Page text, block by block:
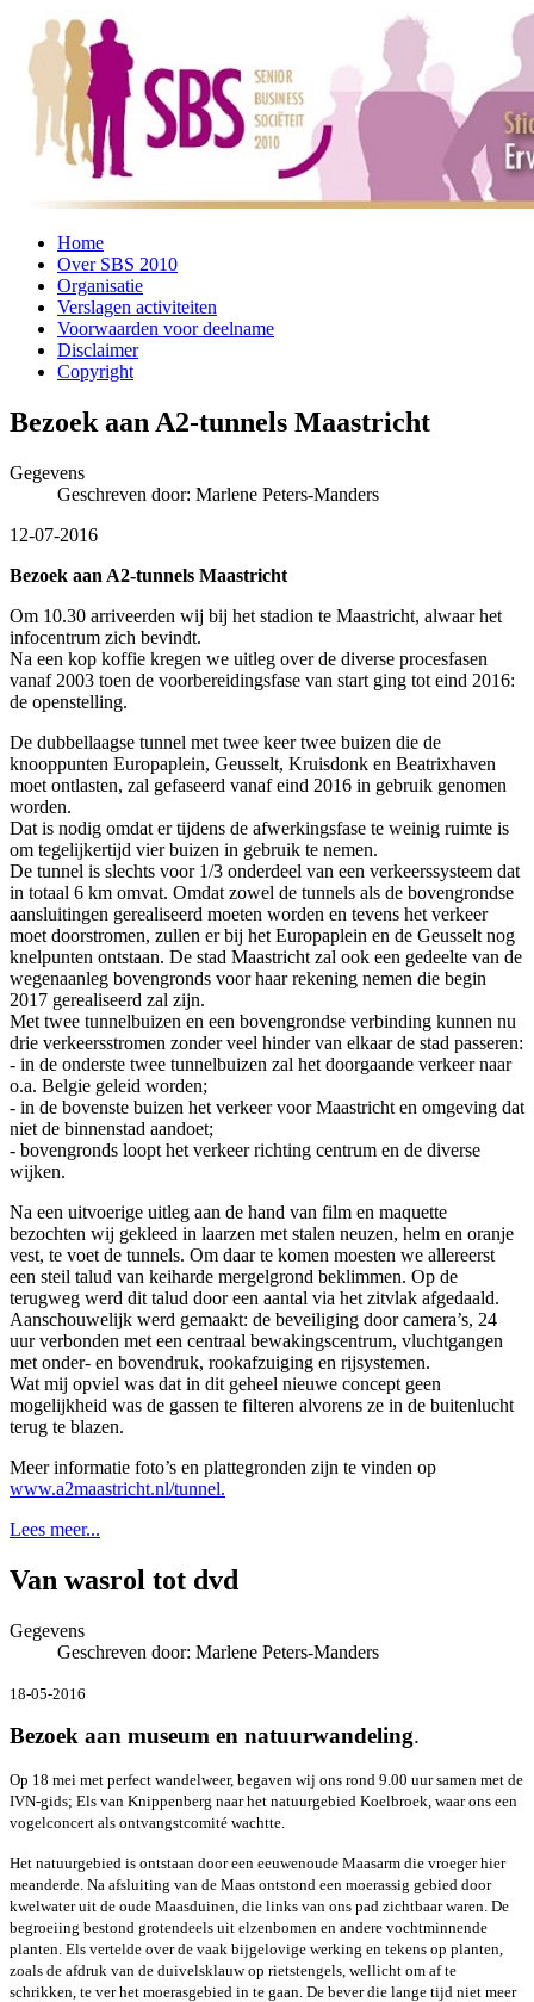
Home
Over SBS 2010
Organisatie
Verslagen activiteiten
Voorwaarden voor deelname
Disclaimer
Copyright
Bezoek aan A2-tunnels Maastricht
Gegevens
Geschreven door: Marlene Peters-Manders
12-07-2016
Bezoek aan A2-tunnels Maastricht
Om 10.30 arriveerden wij bij het stadion te Maastricht, alwaar het
infocentrum zich bevindt.
Na een kop koffie kregen we uitleg over de diverse procesfasen
vanaf 2003 toen de voorbereidingsfase van start ging tot eind 2016:
de openstelling.
De dubbellaagse tunnel met twee keer twee buizen die de
knooppunten Europaplein, Geusselt, Kruisdonk en Beatrixhaven
moet ontlasten, zal gefaseerd vanaf eind 2016 in gebruik genomen
worden.
Dat is nodig omdat er tijdens de afwerkingsfase te weinig ruimte is
om tegelijkertijd vier buizen in gebruik te nemen.
De tunnel is slechts voor 1/3 onderdeel van een verkeerssysteem dat
in totaal 6 km omvat. Omdat zowel de tunnels als de bovengrondse
aansluitingen gerealiseerd moeten worden en tevens het verkeer
moet doorstromen, zullen er bij het Europaplein en de Geusselt nog
knelpunten ontstaan. De stad Maastricht zal ook een gedeelte van de
wegenaanleg bovengronds voor haar rekening nemen die begin
2017 gerealiseerd zal zijn.
Met twee tunnelbuizen en een bovengrondse verbinding kunnen nu
drie verkeersstromen zonder veel hinder van elkaar de stad passeren:
- in de onderste twee tunnelbuizen zal het doorgaande verkeer naar
o.a. Belgie geleid worden;
- in de bovenste buizen het verkeer voor Maastricht en omgeving dat
niet de binnenstad aandoet;
- bovengronds loopt het verkeer richting centrum en de diverse
wijken.
Na een uitvoerige uitleg aan de hand van film en maquette
bezochten wij gekleed in laarzen met stalen neuzen, helm en oranje
vest, te voet de tunnels. Om daar te komen moesten we allereerst
een steil talud van keiharde mergelgrond beklimmen. Op de
terugweg werd dit talud door een aantal via het zitvlak afgedaald.
Aanschouwelijk werd gemaakt: de beveiliging door camera’s, 24
uur verbonden met een centraal bewakingscentrum, vluchtgangen
met onder- en bovendruk, rookafzuiging en rijsystemen.
Wat mij opviel was dat in dit geheel nieuwe concept geen
mogelijkheid was de gassen te filteren alvorens ze in de buitenlucht
terug te blazen.
Meer informatie foto’s en plattegronden zijn te vinden op
www.a2maastricht.nl/tunnel.
Lees meer...
Van wasrol tot dvd
Gegevens
Geschreven door: Marlene Peters-Manders
18-05-2016
Bezoek aan museum en natuurwandeling.
Op 18 mei met perfect wandelweer, begaven wij ons rond 9.00 uur samen met de
IVN-gids; Els van Knippenberg naar het natuurgebied Koelbroek, waar ons een
vogelconcert als ontvangstcomité wachtte.
Het natuurgebied is ontstaan door een eeuwenoude Maasarm die vroeger hier
meanderde. Na afsluiting van de Maas ontstond een moerassig gebied door
kwelwater uit de oude Maasduinen, die links van ons pad zichtbaar waren. De
begroeiing bestond grotendeels uit elzenbomen en andere vochtminnende
planten. Els vertelde over de vaak bijgelovige werking en tekens op planten,
zoals de afdruk van de duivelsklauw op rietstengels, wellicht om af te
schrikken, te ver het moerasgebied in te gaan. De bever die lange tijd niet meer